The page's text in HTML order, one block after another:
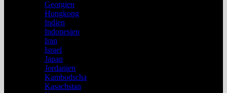
Georgien
Hongkong
Indien
Indonesien
Iran
Israel
Japan
Jordanien
Kambodscha
Kasachstan